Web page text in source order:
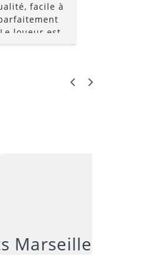
facile à
loueur est
et de